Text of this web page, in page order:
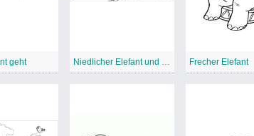
geht Niedlicher Elefant und Herz Frecher Elefant